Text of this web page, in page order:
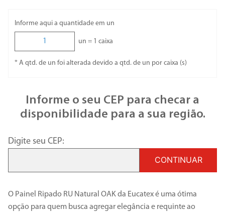
Informe aqui a quantidade em un
un = 1 caixa
* A qtd. de un foi alterada devido a qtd. de un por caixa (s)
Informe o seu CEP para checar a
disponibilidade para a sua região.
Digite seu CEP:
CONTINUAR
O Painel Ripado RU Natural OAK da Eucatex é uma ótima
opção para quem busca agregar elegância e requinte ao